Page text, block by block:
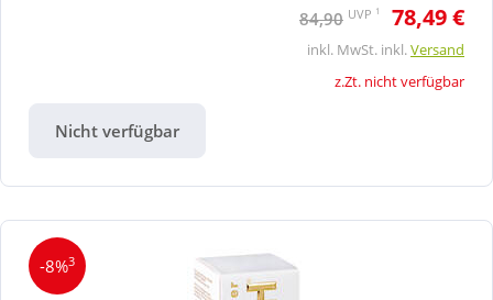
84,90 UVP 1 78,49 €
inkl. MwSt. inkl.Versand
z.Zt. nicht verfügbar
Nicht verfügbar
-8%3